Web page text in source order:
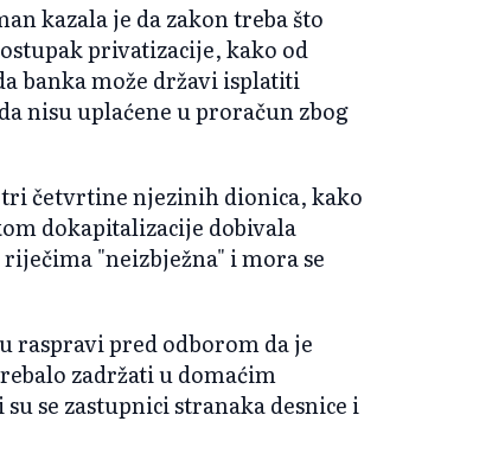
kazala je da zakon treba što
privatizacije, kako od
banka može državi isplatiti
nisu uplaćene u proračun zbog
četvrtine njezinih dionica, kako
dokapitalizacije dobivala
"neizbježna" i mora se
raspravi pred odborom da je
zadržati u domaćim
se zastupnici stranaka desnice i